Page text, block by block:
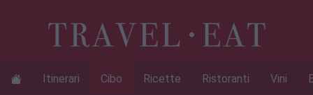
Itinerari Cibo Ricette Ristoranti Vini